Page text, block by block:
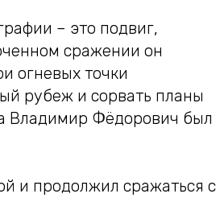
– это подвиг,
сражении он
огневых точки
рубеж и сорвать планы
Владимир Фёдорович был
и продолжил сражаться с